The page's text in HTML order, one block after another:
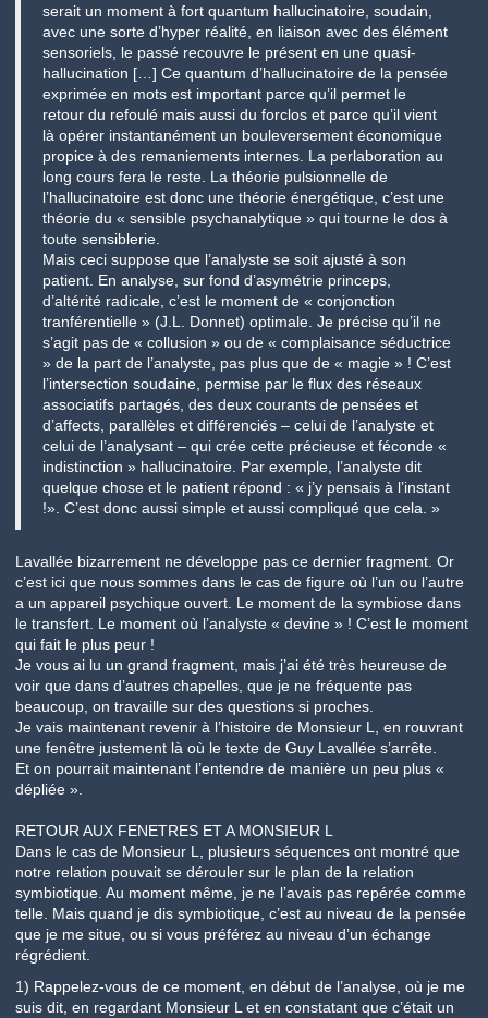
serait un moment à fort quantum hallucinatoire, soudain,
avec une sorte d’hyper réalité, en liaison avec des élément
sensoriels, le passé recouvre le présent en une quasi-
hallucination […] Ce quantum d’hallucinatoire de la pensée
exprimée en mots est important parce qu’il permet le
retour du refoulé mais aussi du forclos et parce qu’il vient
là opérer instantanément un bouleversement économique
propice à des remaniements internes. La perlaboration au
long cours fera le reste. La théorie pulsionnelle de
l’hallucinatoire est donc une théorie énergétique, c’est une
théorie du « sensible psychanalytique » qui tourne le dos à
toute sensiblerie.
Mais ceci suppose que l’analyste se soit ajusté à son
patient. En analyse, sur fond d’asymétrie princeps,
d’altérité radicale, c’est le moment de « conjonction
tranférentielle » (J.L. Donnet) optimale. Je précise qu’il ne
s’agit pas de « collusion » ou de « complaisance séductrice
» de la part de l’analyste, pas plus que de « magie » ! C’est
l’intersection soudaine, permise par le flux des réseaux
associatifs partagés, des deux courants de pensées et
d’affects, parallèles et différenciés – celui de l’analyste et
celui de l’analysant – qui crée cette précieuse et féconde «
indistinction » hallucinatoire. Par exemple, l’analyste dit
quelque chose et le patient répond : « j’y pensais à l’instant
!». C’est donc aussi simple et aussi compliqué que cela. »
Lavallée bizarrement ne développe pas ce dernier fragment. Or
c’est ici que nous sommes dans le cas de figure où l’un ou l’autre
a un appareil psychique ouvert. Le moment de la symbiose dans
le transfert. Le moment où l’analyste « devine » ! C’est le moment
qui fait le plus peur !
Je vous ai lu un grand fragment, mais j’ai été très heureuse de
voir que dans d’autres chapelles, que je ne fréquente pas
beaucoup, on travaille sur des questions si proches.
Je vais maintenant revenir à l’histoire de Monsieur L, en rouvrant
une fenêtre justement là où le texte de Guy Lavallée s’arrête.
Et on pourrait maintenant l’entendre de manière un peu plus «
dépliée ».
RETOUR AUX FENETRES ET A MONSIEUR L
Dans le cas de Monsieur L, plusieurs séquences ont montré que
notre relation pouvait se dérouler sur le plan de la relation
symbiotique. Au moment même, je ne l’avais pas repérée comme
telle. Mais quand je dis symbiotique, c’est au niveau de la pensée
que je me situe, ou si vous préférez au niveau d’un échange
régrédient.
1) Rappelez-vous de ce moment, en début de l’analyse, où je me
suis dit, en regardant Monsieur L et en constatant que c’était un